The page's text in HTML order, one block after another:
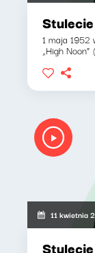
1 maja 1952
„High Noon”
11 kwietnia